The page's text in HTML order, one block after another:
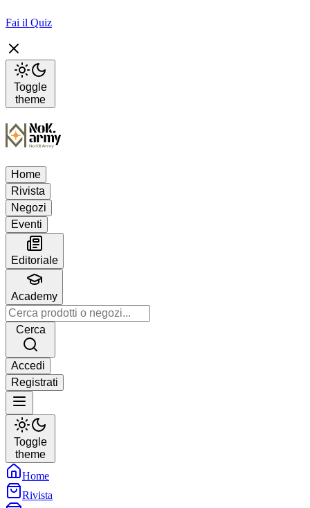
Fai il Quiz
Toggle
theme
Home
Rivista
Negozi
Eventi
Editoriale
Academy
Accedi
Registrati
Toggle
theme
Home
Rivista